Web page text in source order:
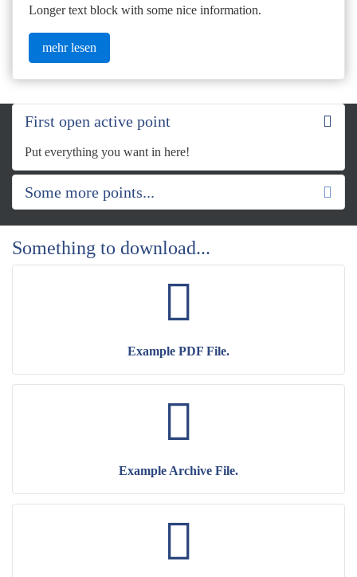
Longer text block with some nice information.
mehr lesen
First open active point
Put everything you want in here!
Some more points...
Something to download...
Example PDF File.
Example Archive File.